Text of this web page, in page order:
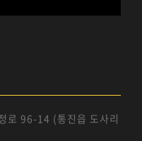
로 96-14 (통진읍 도사리